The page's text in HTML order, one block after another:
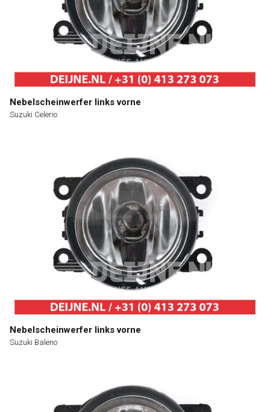
Nebelscheinwerfer links vorne
Suzuki Celerio
Nebelscheinwerfer links vorne
Suzuki Baleno